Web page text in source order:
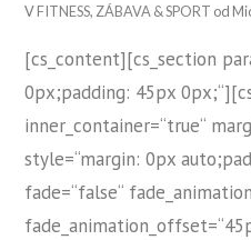
VFITNESS, ZÁBAVA & SPORT od
[cs_content][cs_section
0px;padding: 45px
inner_container=“true“
style=“margin: 0px
fade=“false“